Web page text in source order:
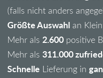
(falls nicht anders
Größte Auswahl an
Mehr als 2.600 positive
Mehr als 311.000
Schnelle Lieferung in